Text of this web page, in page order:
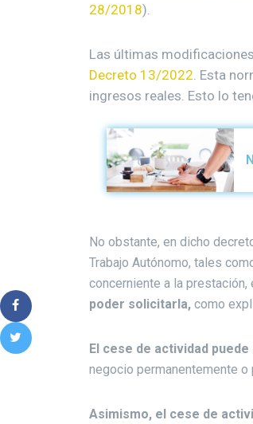
28/2018).
Las últimas
Decreto 13/2022. Esta
ingresos reales. Esto lo
No obstante, en dicho
Trabajo Autónomo, tales
concerniente a la prestación,
poder solicitarla, como
El cese de actividad
negocio permanentemente
Asimismo, el cese de